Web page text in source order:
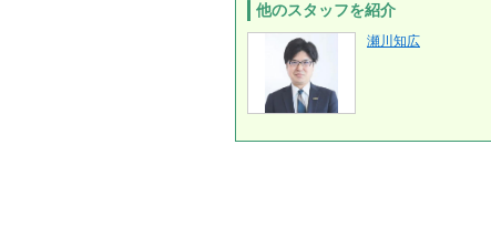
他のスタッフを紹介
瀬川知広